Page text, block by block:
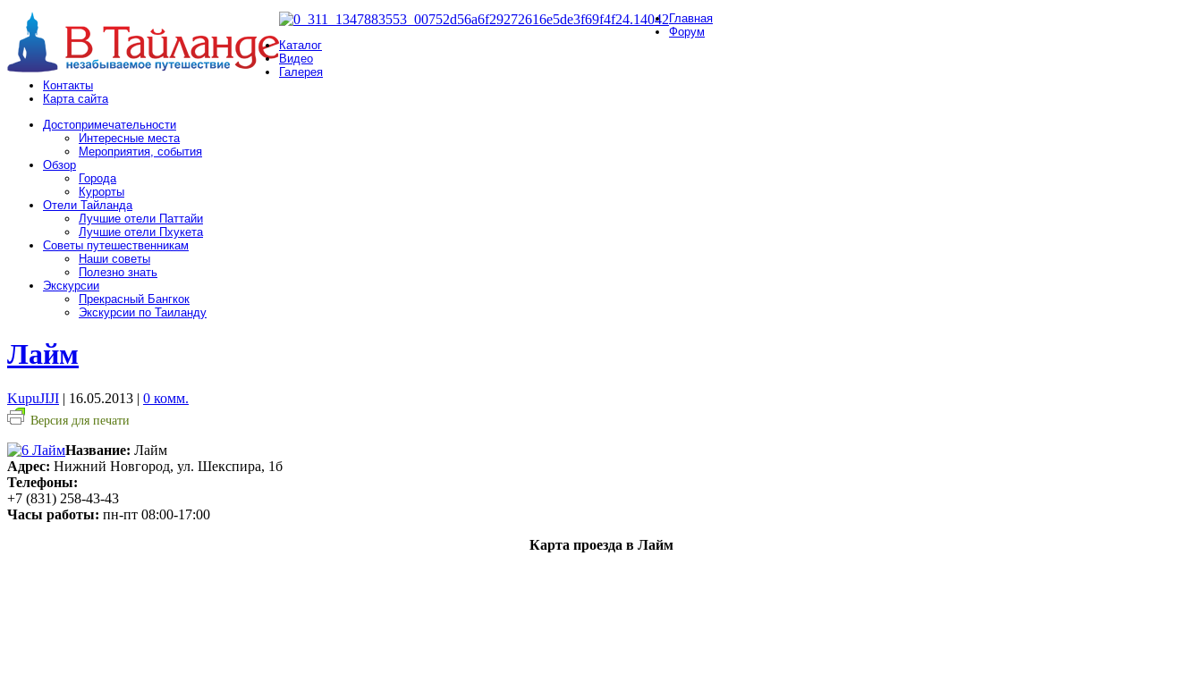
Главная
Форум
Каталог
Видео
Галерея
Контакты
Карта сайта
Достопримечательности
Интересные места
Мероприятия, события
Обзор
Города
Курорты
Отели Тайланда
Лучшие отели Паттайи
Лучшие отели Пхукета
Советы путешественникам
Наши советы
Полезно знать
Экскурсии
Прекрасный Бангкок
Экскурсии по Таиланду
Лайм
KupuJIJI | 16.05.2013 | 0 комм.
Версия для печати
Название: Лайм
Адрес: Нижний Новгород, ул. Шекспира, 1б
Телефоны:
+7 (831) 258-43-43
Часы работы: пн-пт 08:00-17:00
Карта проезда в Лайм